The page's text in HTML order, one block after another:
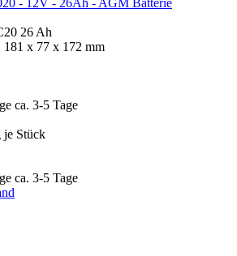
26 Ah
x 77 x 172 mm
ca. 3-5 Tage
je Stück
ca. 3-5 Tage